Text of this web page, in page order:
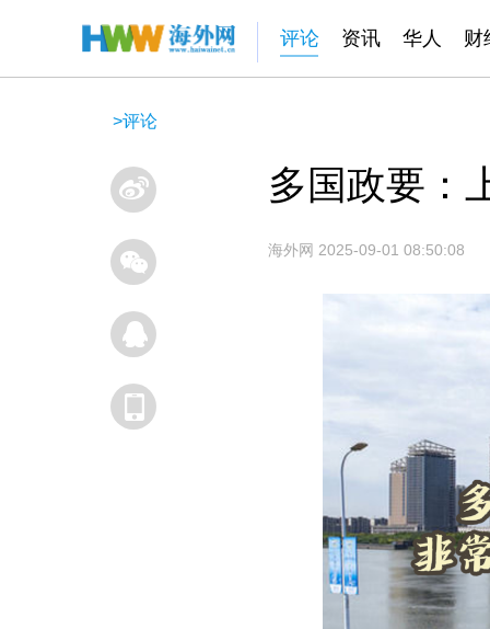
评论 资讯 华人 财
>评论
多国政要：
海外网 2025-09-01 08:50:08